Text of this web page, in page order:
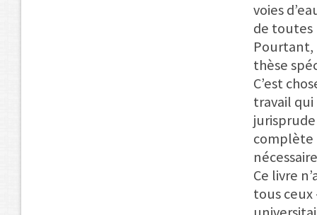
voies
de toutes
Pourtant,
thèse
C’est
travail
complète
Ce livre
tous ceux